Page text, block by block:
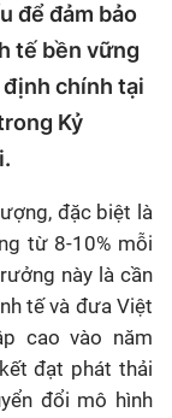
để đảm bảo
tế bền vững
chính tại
Kỷ
đặc biệt là
từ 8-10% mỗi
này là cần
tế và đưa Việt
cao vào năm
đạt phát thải
đổi mô hình